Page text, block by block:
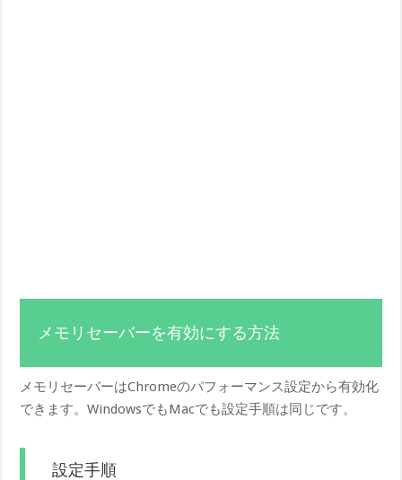
メモリセーバーを有効にする方法
メモリセーバーはChromeのパフォーマンス設定から有効化
できます。WindowsでもMacでも設定手順は同じです。
設定手順